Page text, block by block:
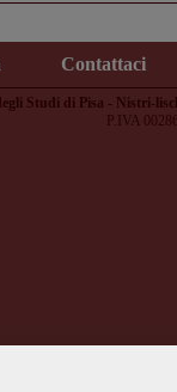
Contattaci
Studi di Pisa - Nistri-
P.IVA